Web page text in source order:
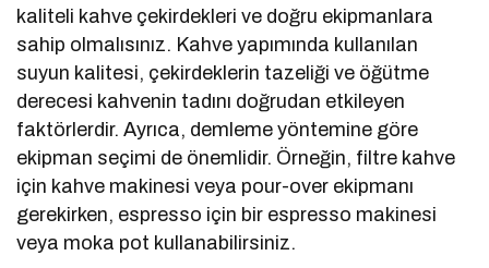
kaliteli kahve çekirdekleri ve doğru ekipmanlara
sahip olmalısınız. Kahve yapımında kullanılan
suyun kalitesi, çekirdeklerin tazeliği ve öğütme
derecesi kahvenin tadını doğrudan etkileyen
faktörlerdir. Ayrıca, demleme yöntemine göre
ekipman seçimi de önemlidir. Örneğin, filtre kahve
için kahve makinesi veya pour-over ekipmanı
gerekirken, espresso için bir espresso makinesi
veya moka pot kullanabilirsiniz.